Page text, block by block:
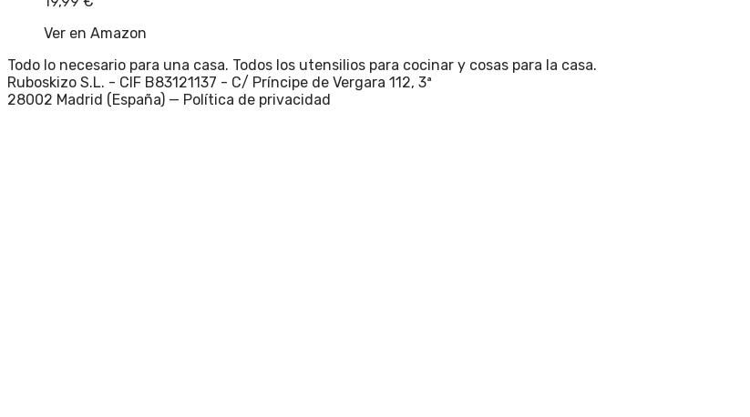
Ver en Amazon
Todo lo necesario para una casa. Todos los utensilios para cocinar y cosas para la casa.
Ruboskizo S.L. - CIF B83121137 - C/ Príncipe de Vergara 112, 3ª
28002 Madrid (España) — Política de privacidad